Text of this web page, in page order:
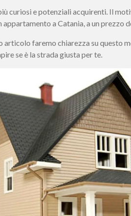
curiosi e potenziali acquirenti. Il
a Catania, a un prezzo
articolo faremo chiarezza su questo
se è la strada giusta per te.